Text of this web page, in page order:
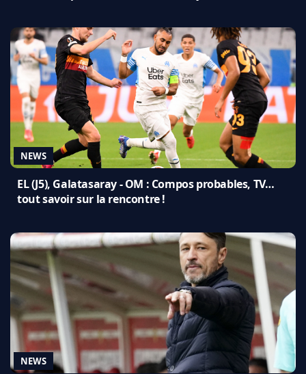
NEWS
EL (J5), Galatasaray - OM : Compos probables, TV…
tout savoir sur la rencontre !
NEWS